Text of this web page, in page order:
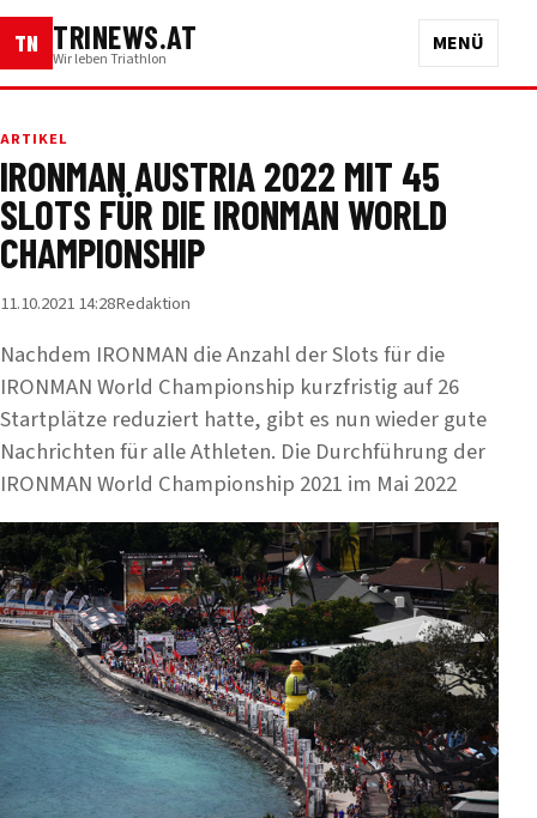
TN TRINEWS.AT
Wir leben Triathlon
MENÜ
ARTIKEL
IRONMAN AUSTRIA 2022 MIT 45
SLOTS FÜR DIE IRONMAN WORLD
CHAMPIONSHIP
11.10.2021 14:28Redaktion
Nachdem IRONMAN die Anzahl der Slots für die
IRONMAN World Championship kurzfristig auf 26
Startplätze reduziert hatte, gibt es nun wieder gute
Nachrichten für alle Athleten. Die Durchführung der
IRONMAN World Championship 2021 im Mai 2022